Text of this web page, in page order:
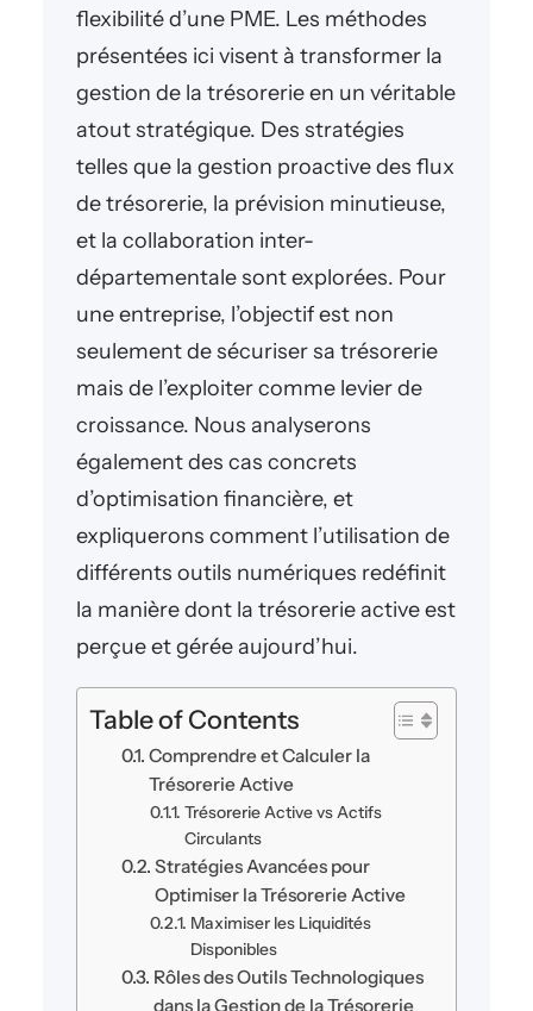
flexibilité d’une PME. Les méthodes
présentées ici visent à transformer la
gestion de la trésorerie en un véritable
atout stratégique. Des stratégies
telles que la gestion proactive des flux
de trésorerie, la prévision minutieuse,
et la collaboration inter-
départementale sont explorées. Pour
une entreprise, l’objectif est non
seulement de sécuriser sa trésorerie
mais de l’exploiter comme levier de
croissance. Nous analyserons
également des cas concrets
d’optimisation financière, et
expliquerons comment l’utilisation de
différents outils numériques redéfinit
la manière dont la trésorerie active est
perçue et gérée aujourd’hui.
Table of Contents
Comprendre et Calculer la
Trésorerie Active
Trésorerie Active vs Actifs
Circulants
Stratégies Avancées pour
Optimiser la Trésorerie Active
Maximiser les Liquidités
Disponibles
Rôles des Outils Technologiques
dans la Gestion de la Trésorerie